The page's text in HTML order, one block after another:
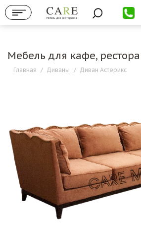
Мебель для ресторанов
Мебель для кафе,
Главная / Диваны / Диван Астерикс